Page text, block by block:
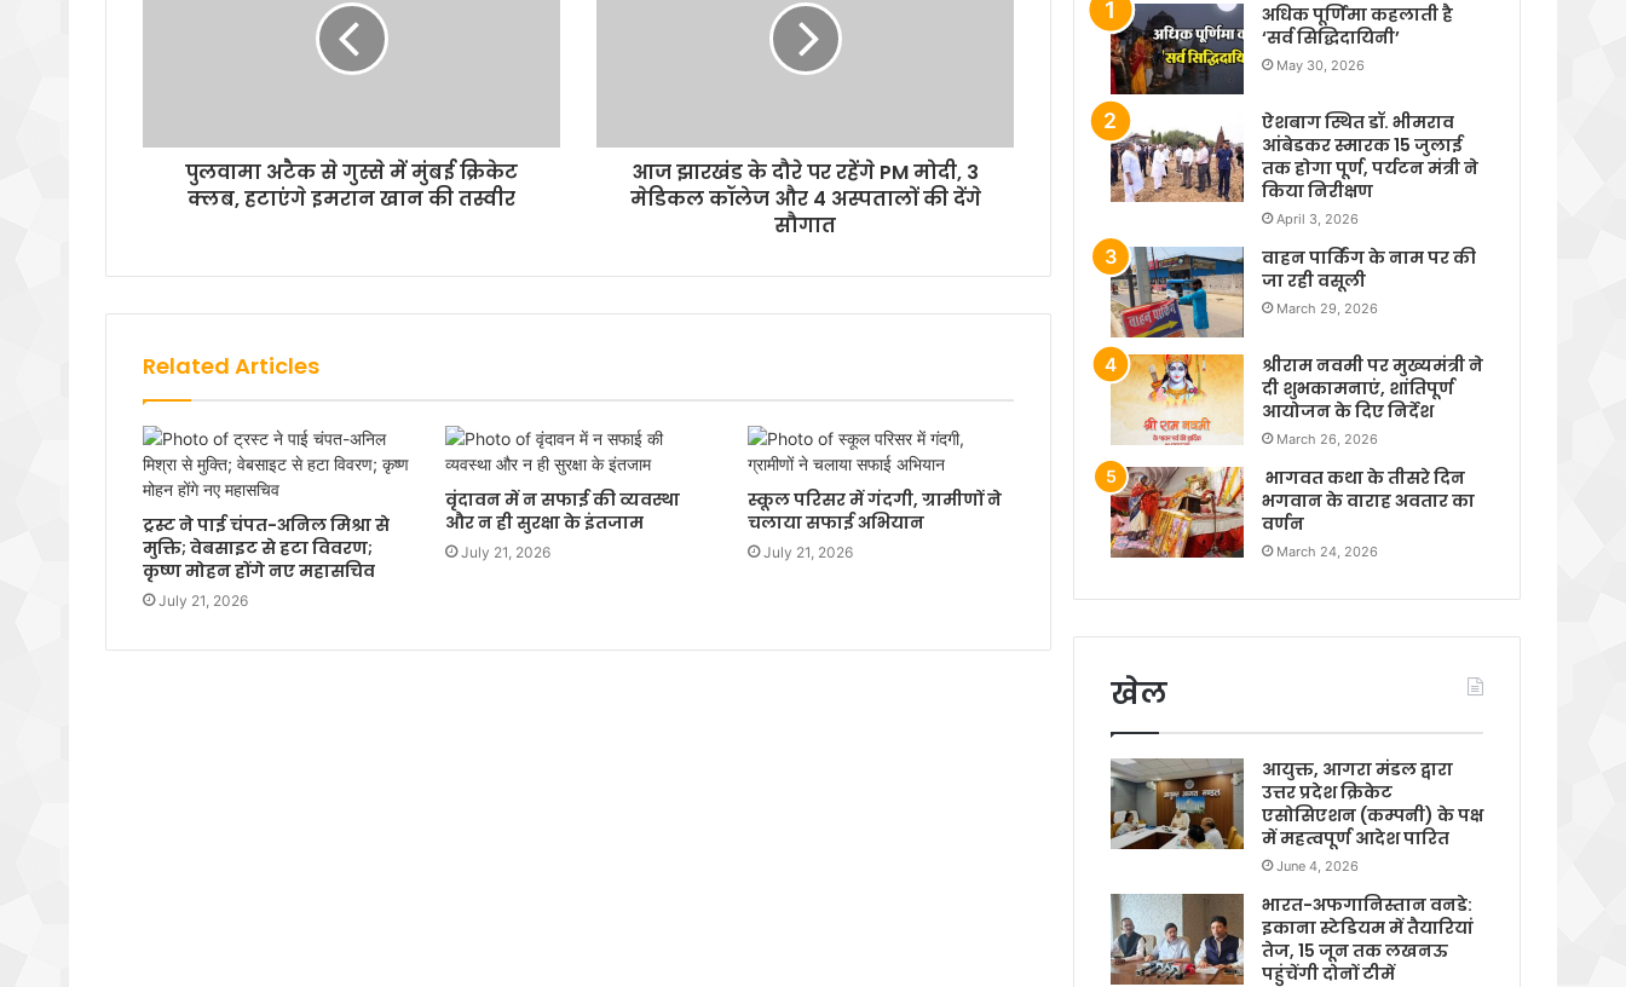
पुलवामा अटैक से गुस्से में मुंबई क्रिकेट
क्लब, हटाएंगे इमरान खान की तस्वीर
आज झारखंड के दौरे पर रहेंगे PM मोदी, 3
मेडिकल कॉलेज और 4 अस्पतालों की देंगे
सौगात
Related Articles
ट्रस्ट ने पाई चंपत-अनिल मिश्रा से
मुक्ति; वेबसाइट से हटा विवरण;
कृष्ण मोहन होंगे नए महासचिव
July 21, 2026
वृंदावन में न सफाई की व्यवस्था
और न ही सुरक्षा के इंतजाम
July 21, 2026
स्कूल परिसर में गंदगी, ग्रामीणों ने
चलाया सफाई अभियान
July 21, 2026
अधिक पूर्णिमा कहलाती है
‘सर्व सिद्धिदायिनी’
May 30, 2026
ऐशबाग स्थित डॉ. भीमराव
आंबेडकर स्मारक 15 जुलाई
तक होगा पूर्ण, पर्यटन मंत्री ने
किया निरीक्षण
April 3, 2026
वाहन पार्किंग के नाम पर की
जा रही वसूली
March 29, 2026
श्रीराम नवमी पर मुख्यमंत्री ने
दी शुभकामनाएं, शांतिपूर्ण
आयोजन के दिए निर्देश
March 26, 2026
भागवत कथा के तीसरे दिन
भगवान के वाराह अवतार का
वर्णन
March 24, 2026
खेल
आयुक्त, आगरा मंडल द्वारा
उत्तर प्रदेश क्रिकेट
एसोसिएशन (कम्पनी) के पक्ष
में महत्वपूर्ण आदेश पारित
June 4, 2026
भारत-अफगानिस्तान वनडे:
इकाना स्टेडियम में तैयारियां
तेज, 15 जून तक लखनऊ
पहुंचेंगी दोनों टीमें